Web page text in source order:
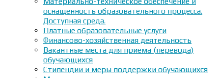
оснащенность образовательного процесса.
Доступная среда.
Платные образовательные услуги
Финансово-хозяйственная деятельность
Вакантные места для приема (перевода)
обучающихся
Стипендии и меры поддержки обучающихся